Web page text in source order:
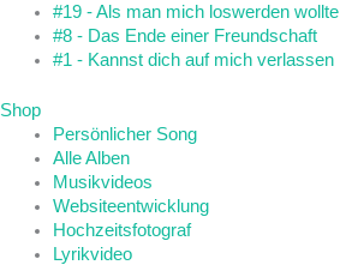
#19 - Als man mich loswerden wollte
#8 - Das Ende einer Freundschaft
#1 - Kannst dich auf mich verlassen
Shop
Persönlicher Song
Alle Alben
Musikvideos
Websiteentwicklung
Hochzeitsfotograf
Lyrikvideo